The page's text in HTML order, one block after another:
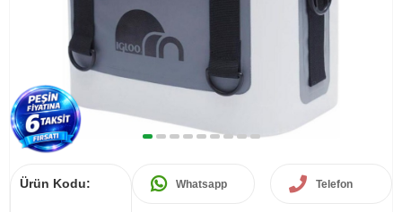
Ürün Kodu: Whatsapp Telefon